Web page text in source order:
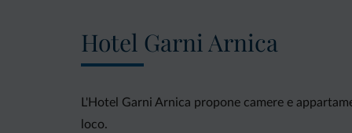
Hotel Garni Arnica
L'Hotel Garni Arnica propone camere e
loco.